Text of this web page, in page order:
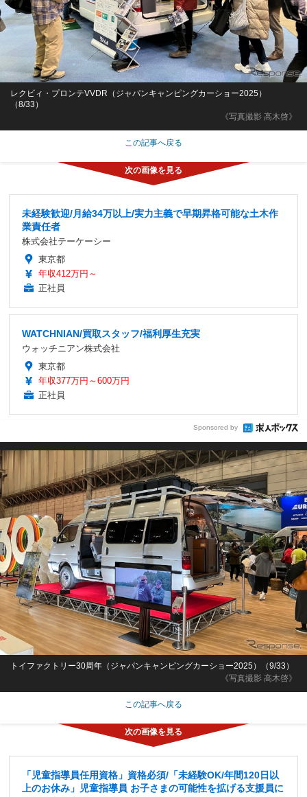
《写真撮影 高木啓》
レクビィ・プロンテVVDR（ジャパンキャンピングカーショー2025）
（8/33）
この記事へ戻る
未経験歓迎/月給34万以上/実力主義で早期昇格可能な土木作
業責任者
株式会社テーケーシー
東京都
年収412万円～
正社員
WATCHNIAN/買取スタッフ/福利厚生充実
ウォッチニアン株式会社
東京都
年収377万円～600万円
正社員
Sponsored by
《写真撮影 高木啓》
トイファクトリー30周年（ジャパンキャンピングカーショー2025）（9/33）
この記事へ戻る
「児童指導員任用資格」資格必須/「未経験OK/年間120日以
上のお休み」児童指導員 お子さまの可能性を拡げる支援員に